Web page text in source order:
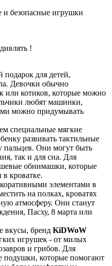
и безопасные игрушки
!
для детей,
Девочки обычно
или котиков, которые можно
любят машинки,
можно придумывать
специальные мягкие
развивать тактильные
Они могут быть
так и для сна. Для
обнимашки, которые
кроватке.
элементами в
на полках, кроватях
атмосферу. Они станут
Пасху, 8 марта или
вкусы, бренд KiDWoW
игрушек - от милых
и грибов. Для
подушки, которые помогают